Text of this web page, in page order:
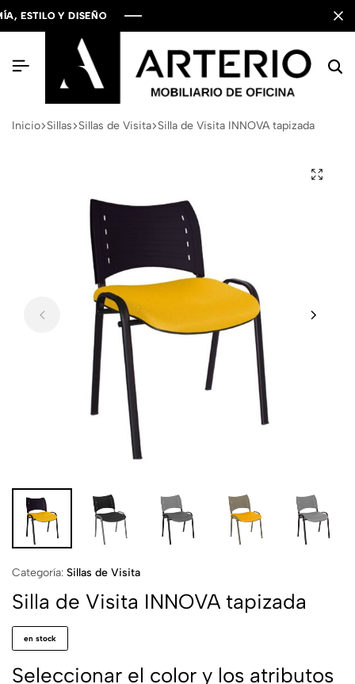
Y DISEÑO
Y DISEÑO
Y DISEÑO
Inicio Sillas Sillas de Visita Silla de Visita INNOVA tapizada
Categoría: Sillas de Visita
Silla de Visita INNOVA tapizada
en stock
Seleccionar el color y los atributos